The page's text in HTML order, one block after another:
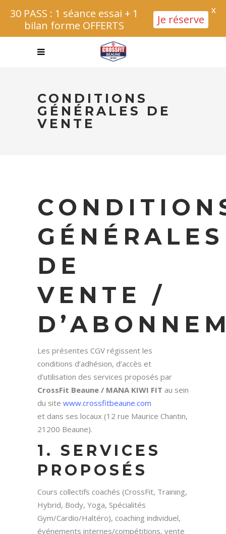
CONDITIONS
GÉNÉRALES DE
VENTE
GÉNÉRALES
DE
VENTE /
Les présentes CGV régissent les
conditions d’adhésion, d’accès et
d’utilisation des services proposés par
CrossFit Beaune / MANA KIWI FIT au sein
du site www.crossfitbeaune.com
et dans ses locaux (12 rue Maurice Chantin,
21200 Beaune).
1. SERVICES
PROPOSÉS
Cours collectifs coachés (CrossFit, Training,
Hybrid, Body, Yoga, Spécialités
Gym/Cardio/Haltéro), coaching individuel,
événements internes/compétitions, vente
30 PASS : 1 séance essai + 1
bilan forme OFFERTS
Je réserve
X